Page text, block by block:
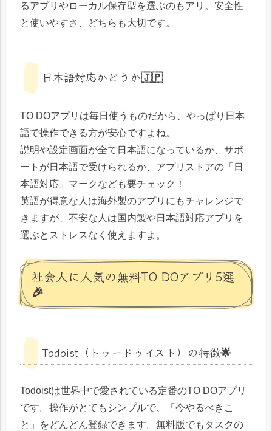
るアプリやローカル保存型を選ぶのもアリ。安全性
と使いやすさ、どちらも大切です。
日本語対応かどうか🇯🇵
TO DOアプリは毎日使うものだから、やっぱり日本
語で操作できる方が安心ですよね。
説明や設定画面が全て日本語になっているか、サポ
ートが日本語で受けられるか、アプリストアの「日
本語対応」マークなども要チェック！
英語が得意な人は海外製のアプリにもチャレンジで
きますが、不安な人は国内製や日本語対応アプリを
選ぶとストレスなく使えますよ。
社会人に人気の無料TO DOアプリ5選
🎉
Todoist（トゥードゥイスト）の特徴🌟
Todoistは世界中で愛されている定番のTO DOアプリ
です。操作がとてもシンプルで、「今やるべきこ
と」をどんどん登録できます。無料版でもタスクの